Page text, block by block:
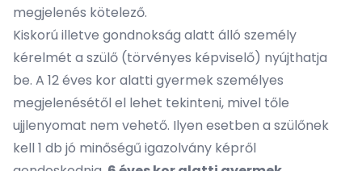
megjelenés kötelező.
Kiskorú illetve gondnokság alatt álló személy
kérelmét a szülő (törvényes képviselő) nyújthatja
be. A 12 éves kor alatti gyermek személyes
megjelenésétől el lehet tekinteni, mivel tőle
ujjlenyomat nem vehető. Ilyen esetben a szülőnek
kell 1 db jó minőségű igazolvány képről